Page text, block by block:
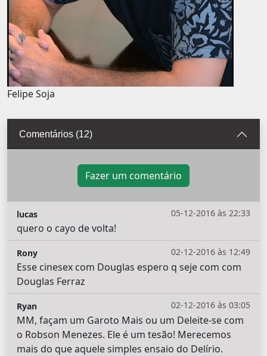
Felipe Soja
Comentários (12)
Fazer um comentário
05-12-2016 às 22:33
lucas
quero o cayo de volta!
02-12-2016 às 12:49
Rony
Esse cinesex com Douglas espero q seje com com
Douglas Ferraz
02-12-2016 às 03:05
Ryan
MM, façam um Garoto Mais ou um Deleite-se com
o Robson Menezes. Ele é um tesão! Merecemos
mais do que aquele simples ensaio do Delírio.